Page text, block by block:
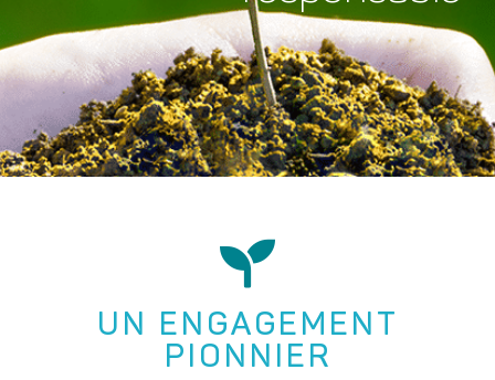
UN ENGAGEMENT
PIONNIER